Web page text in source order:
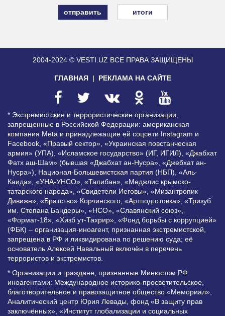
итоги
2004-2024 © VESTI.UZ ВСЕ ПРАВА ЗАЩИЩЕНЫ
ГЛАВНАЯ РЕКЛАМА НА САЙТЕ
* Экстремистские и террористические организации,
запрещенные в Российской Федерации: американская
компания Meta и принадлежащие ей соцсети Instagram и
Facebook, «Правый сектор», «Украинская повстанческая
армия» (УПА), «Исламское государство» (ИГ, ИГИЛ), «Джабхат
Фатх аш-Шам» (бывшая «Джабхат ан-Нусра», «Джебхат ан-
Нусра»), Национал-Большевистская партия (НБП), «Аль-
Каида», «УНА-УНСО», «Талибан», «Меджлис крымско-
татарского народа», «Свидетели Иеговы», «Мизантропик
Дивижн», «Братство» Корчинского, «Артподготовка», «Тризуб
им. Степана Бандеры», «НСО», «Славянский союз»,
«Формат-18», «Хизб ут-Тахрир», «Фонд борьбы с коррупцией»
(ФБК) – организация-иноагент, признанная экстремистской,
запрещена в РФ и ликвидирована по решению суда; её
основатель Алексей Навальный включён в перечень
террористов и экстремистов.
* Организации и граждане, признанные Минюстом РФ
иноагентами: Международное историко-просветительское,
благотворительное и правозащитное общество «Мемориал»,
Аналитический центр Юрия Левады, фонд «В защиту прав
заключённых», «Институт глобализации и социальных